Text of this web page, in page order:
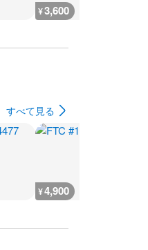
¥3,600
すべて見る
¥4,900